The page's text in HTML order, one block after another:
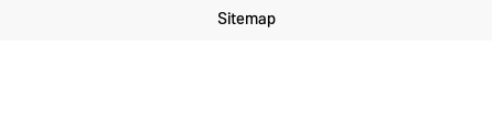
Sitemap